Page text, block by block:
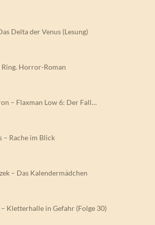
Delta der Venus (Lesung)
Ring. Horror-Roman
– Flaxman Low 6: Der Fall…
– Rache im Blick
– Das Kalendermädchen
Kletterhalle in Gefahr (Folge 30)